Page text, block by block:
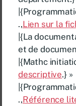
.,Lien sur la
|{La
et de
|{Mathc
descriptive.} »
.,Référence